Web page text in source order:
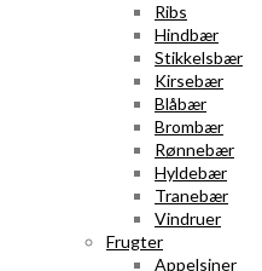
Ribs
Hindbær
Stikkelsbær
Kirsebær
Blåbær
Brombær
Rønnebær
Hyldebær
Tranebær
Vindruer
Frugter
Appelsiner